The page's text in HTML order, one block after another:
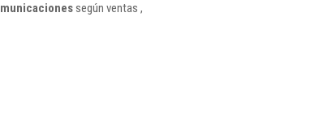
según ventas ,